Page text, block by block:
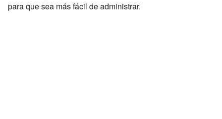
para que sea más fácil de administrar.